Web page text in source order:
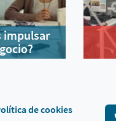
impulsar
de cookies